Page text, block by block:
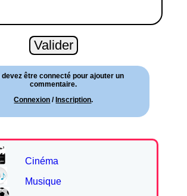
devez être connecté pour ajouter un
commentaire.
Connexion / Inscription.
Cinéma
Musique